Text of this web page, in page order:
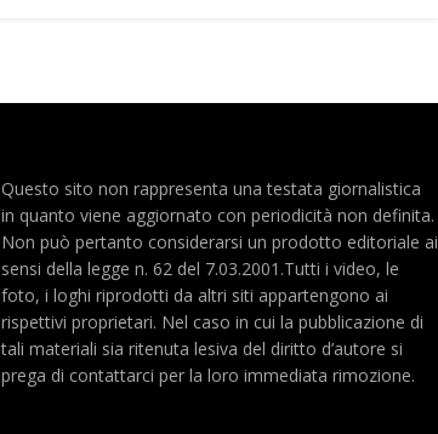
Questo sito non rappresenta una testata giornalistica
in quanto viene aggiornato con periodicità non definita.
Non può pertanto considerarsi un prodotto editoriale ai
sensi della legge n. 62 del 7.03.2001.Tutti i video, le
foto, i loghi riprodotti da altri siti appartengono ai
rispettivi proprietari. Nel caso in cui la pubblicazione di
tali materiali sia ritenuta lesiva del diritto d’autore si
prega di contattarci per la loro immediata rimozione.